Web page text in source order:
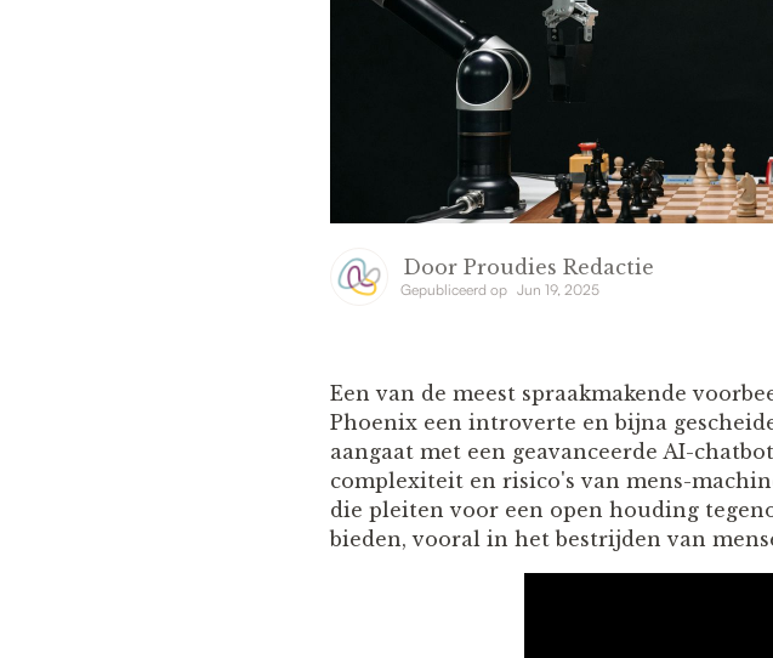
Door Proudies Redactie
Gepubliceerd op Jun 19, 2025
Een van de meest spraakmakende
Phoenix een introverte en bijna
aangaat met een geavanceerde AI-
complexiteit en risico's van mens-
die pleiten voor een open houding
bieden, vooral in het bestrijden van